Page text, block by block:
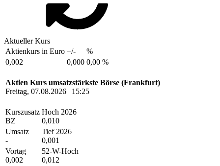
Aktueller Kurs
Aktienkurs in Euro +/-
%
0,002
0,000 0,00 %
Aktien Kurs umsatzstärkste Börse (Frankfurt)
Freitag, 07.08.2026 | 15:25
Kurszusatz
BZ
Hoch 2026
0,010
Umsatz
-
Tief 2026
0,001
Vortag
0,002
52-W-Hoch
0,012